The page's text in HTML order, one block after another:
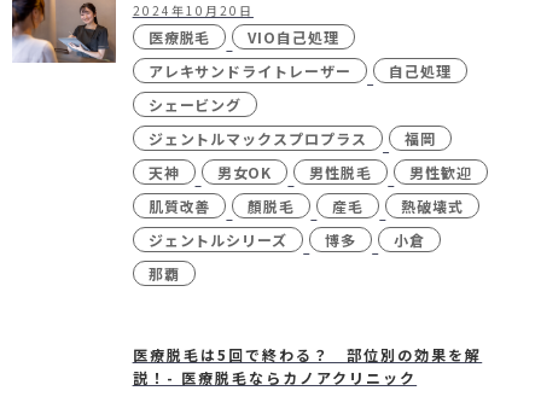
ーザーシャワー
- 点滴・注射
- 他院抜糸・ホッチキス除去
24時間受付
WEB予約
メール
2024年10月20日
医療脱毛
VIO自己処理
アレキサンドライトレーザー
自己処理
シェービング
ジェントルマックスプロプラス
福岡
天神
男女OK 男性脱毛
男性歓迎
肌質改善
顏脱毛 産毛
熱破壊式
ジェントルシリーズ
博多
小倉
那覇
医療脱毛は5回で終わる？ 部位別の効果を解
説！- 医療脱毛ならカノアクリニック